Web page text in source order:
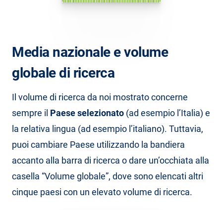
Media nazionale e volume
globale di ricerca
Il volume di ricerca da noi mostrato concerne
sempre il Paese selezionato (ad esempio l’Italia) e
la relativa lingua (ad esempio l’italiano). Tuttavia,
puoi cambiare Paese utilizzando la bandiera
accanto alla barra di ricerca o dare un’occhiata alla
casella “Volume globale”, dove sono elencati altri
cinque paesi con un elevato volume di ricerca.